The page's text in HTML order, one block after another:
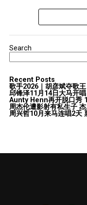
Search
Recent Posts
歌手2026｜胡彦斌夺歌
邱锋泽11月14日大马开
Aunty Henn再开脱口秀
周杰伦遭影射有私生子
周兴哲10月来马连唱2天